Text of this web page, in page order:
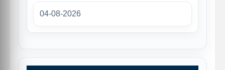
04-08-2026